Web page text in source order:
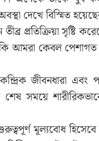
দেখে বিস্মিত
প্রতিক্রিয়া সৃষ্টি
আমরা কেবল
জীবনধারা এবং
শেষ সময়ে
মূল্যবোধ হিসেবে